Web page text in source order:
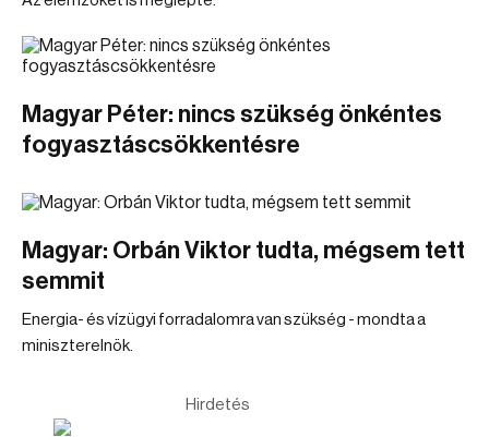
Magyar Péter: nincs szükség önkéntes
fogyasztáscsökkentésre
Magyar: Orbán Viktor tudta, mégsem tett
semmit
Energia- és vízügyi forradalomra van szükség - mondta a
miniszterelnök.
Hirdetés